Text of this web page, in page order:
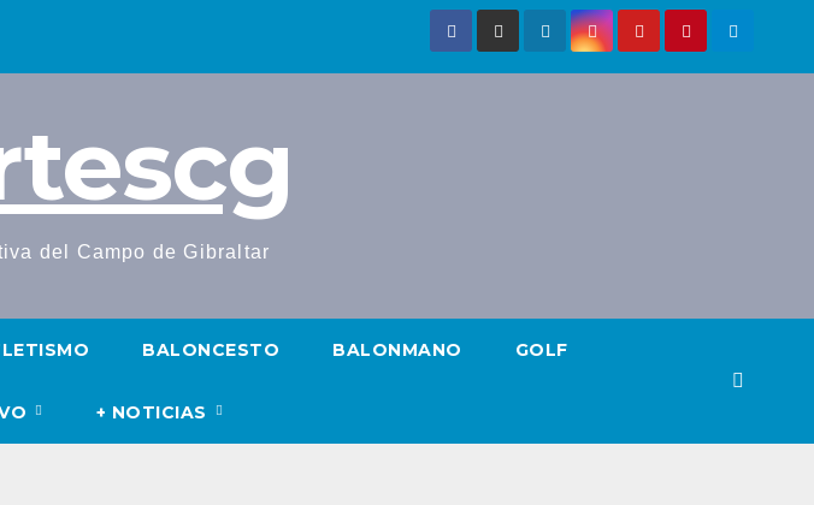
del Campo de Gibraltar
BALONCESTO BALONMANO GOLF
+ NOTICIAS